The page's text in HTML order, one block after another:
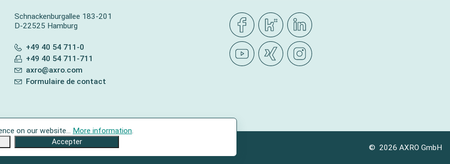
Schnackenburgallee 183-201
D-22525 Hamburg
+49 40 54 711-0
+49 40 54 711-711
axro@axro.com
Formulaire de contact
© 2026 AXRO GmbH
on our website... More information.
Accepter